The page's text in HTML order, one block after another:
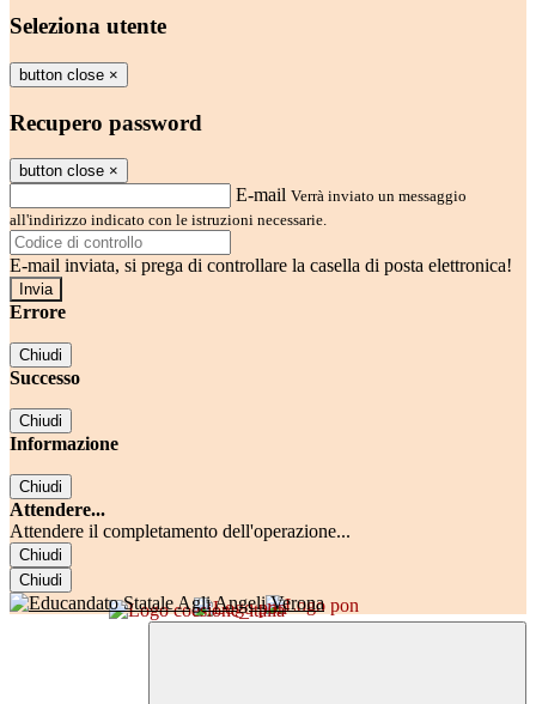
Seleziona utente
button close ×
Recupero password
button close ×
E-mail Verrà inviato un messaggio
all'indirizzo indicato con le istruzioni necessarie.
E-mail inviata, si prega di controllare la casella di posta elettronica!
Errore
Chiudi
Successo
Chiudi
Informazione
Chiudi
Attendere...
Attendere il completamento dell'operazione...
Chiudi
Chiudi